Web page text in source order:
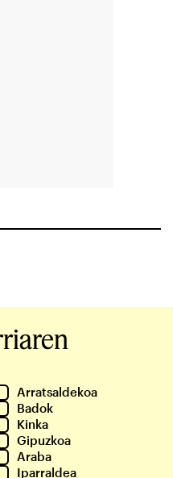
Arratsaldekoa
Badok
Kinka
Gipuzkoa
Araba
Iparraldea